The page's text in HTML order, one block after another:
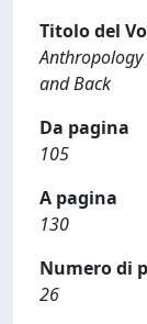
Titolo del
and Back
Da pagina
105
A pagina
130
Numero di
26